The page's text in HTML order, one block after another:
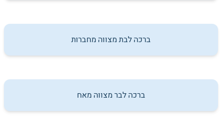
ברכה לבת מצווה מחברות
ברכה לבר מצווה מאח